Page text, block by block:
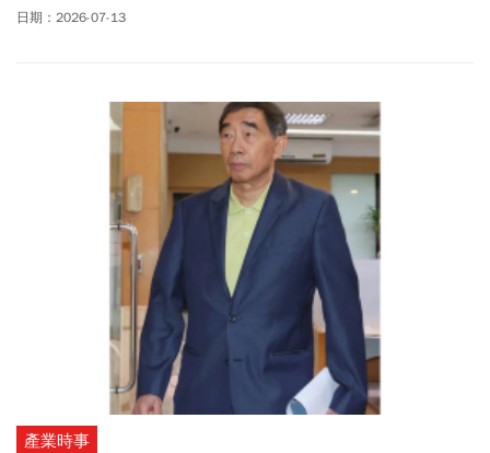
油等三家油品大廠共有11名高層被列為被告。對此，台灣經濟民主
得台灣身分證，近年涉及眾多財經犯罪，他質問：「這種人適合成
為上市食品公司的大股東嗎？」台中市食品藥物安全處12日晚間接
獲福壽公司通報2件產品的「苯駢芘」超標，食安處表示，福壽在7
月6日收到檢驗報告，但未依規定即時通報，2件產品各裁處最高額
度300萬元，合計600萬元。
日期：2026-07-13
產業時事